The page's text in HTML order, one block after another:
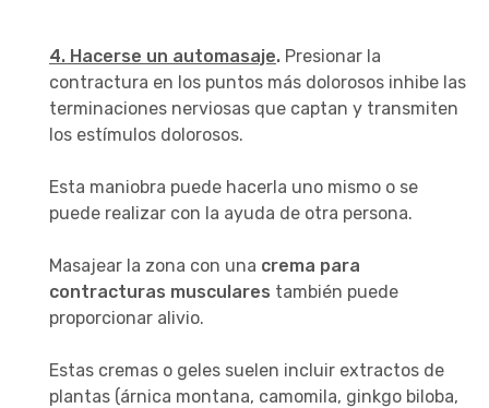
4. Hacerse un automasaje. Presionar la
contractura en los puntos más dolorosos inhibe las
terminaciones nerviosas que captan y transmiten
los estímulos dolorosos.
Esta maniobra puede hacerla uno mismo o se
puede realizar con la ayuda de otra persona.
Masajear la zona con una crema para
contracturas musculares también puede
proporcionar alivio.
Estas cremas o geles suelen incluir extractos de
plantas (árnica montana, camomila, ginkgo biloba,